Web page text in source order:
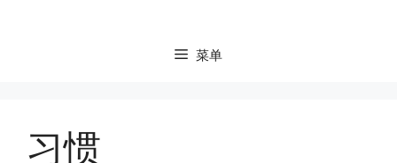
菜单
习惯